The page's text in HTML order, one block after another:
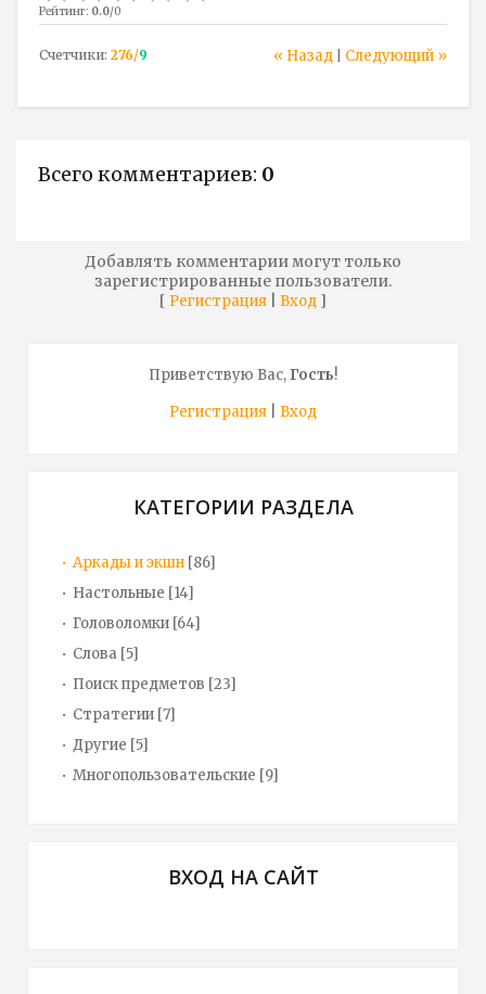
Рейтинг: 0.0/0
« Назад Следующий »
Счетчики: 276/9
Всего комментариев: 0
Добавлять комментарии могут только
зарегистрированные пользователи.
[ Регистрация Вход ]
Приветствую Вас,Гость!
Регистрация
Вход
КАТЕГОРИИ РАЗДЕЛА
Аркады и экшн [86]
Настольные [14]
Головоломки [64]
Слова [5]
Поиск предметов [23]
Стратегии [7]
Другие [5]
Многопользовательские [9]
ВХОД НА САЙТ